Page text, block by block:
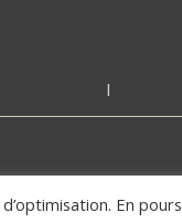
En